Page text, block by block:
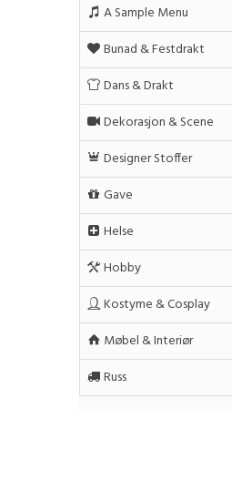
A Sample Menu
Bunad & Festdrakt
Dans & Drakt
Dekorasjon & Scene
Designer Stoffer
Gave
Helse
Hobby
Kostyme & Cosplay
Møbel & Interiør
Russ